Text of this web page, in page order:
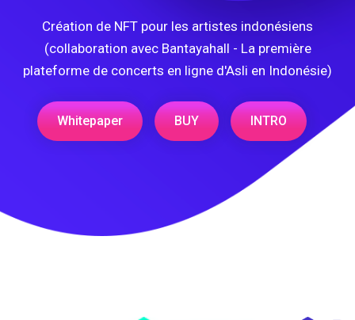
Création de NFT pour les artistes indonésiens
(collaboration avec Bantayahall - La première
plateforme de concerts en ligne d'Asli en Indonésie)
Whitepaper BUY INTRO